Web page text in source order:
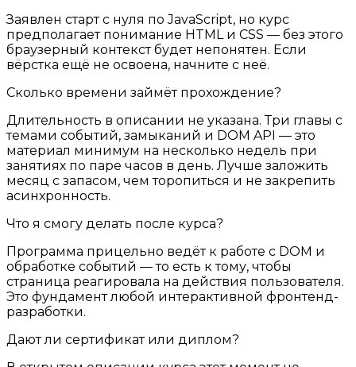
Заявлен старт с нуля по JavaScript, но курс
предполагает понимание HTML и CSS — без этого
браузерный контекст будет непонятен. Если
вёрстка ещё не освоена, начните с неё.
Сколько времени займёт прохождение?
Длительность в описании не указана. Три главы с
темами событий, замыканий и DOM API — это
материал минимум на несколько недель при
занятиях по паре часов в день. Лучше заложить
месяц с запасом, чем торопиться и не закрепить
асинхронность.
Что я смогу делать после курса?
Программа прицельно ведёт к работе с DOM и
обработке событий — то есть к тому, чтобы
страница реагировала на действия пользователя.
Это фундамент любой интерактивной фронтенд-
разработки.
Дают ли сертификат или диплом?